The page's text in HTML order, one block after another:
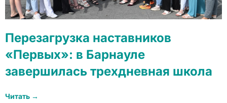
Перезагрузка наставников
«Первых»: в Барнауле
завершилась трехдневная школа
Читать →